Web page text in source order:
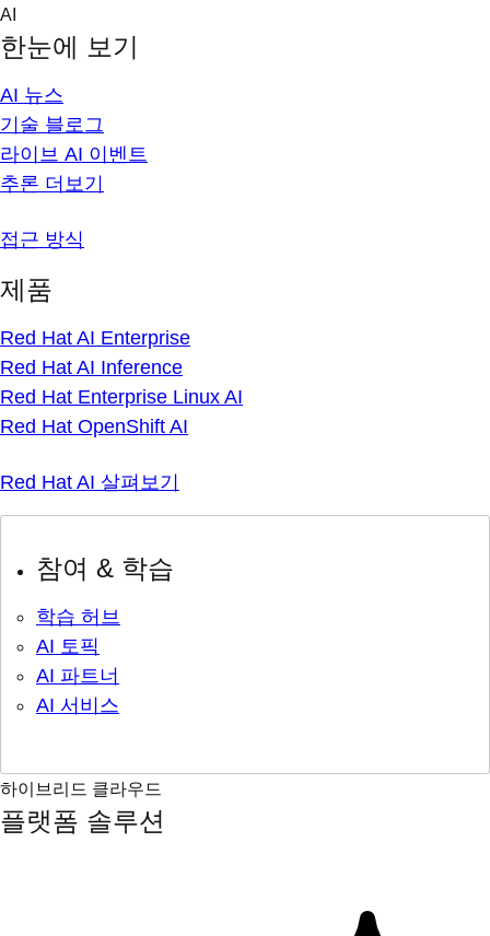
Skip
content
AI
한눈에 보기
AI 뉴스
기술 블로그
라이브 AI 이벤트
추론 더보기
접근 방식
제품
Red Hat AI Enterprise
Red Hat AI Inference
Red Hat Enterprise Linux AI
Red Hat OpenShift AI
Red Hat AI 살펴보기
참여 & 학습
학습 허브
AI 토픽
AI 파트너
AI 서비스
하이브리드 클라우드
플랫폼 솔루션